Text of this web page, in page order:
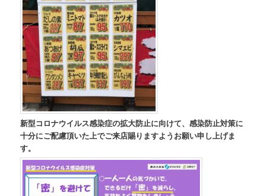
新型コロナウイルス感染症の拡大防止に向けて、感染防止対策に
十分にご配慮頂いた上でご来店賜りますようお願い申し上げま
す。